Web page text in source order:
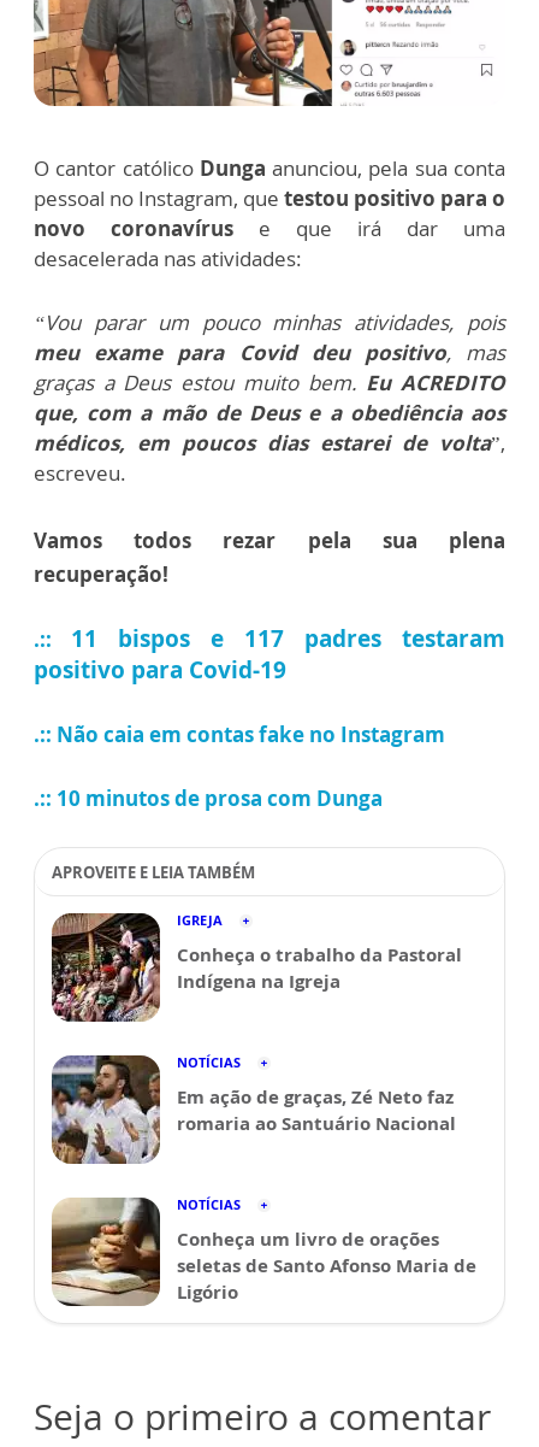
O cantor católico Dungaanunciou, pela sua conta
pessoal no Instagram, que testou positivo para o
novo coronavírus e que irá dar uma
desacelerada nas atividades:
“Vou parar um pouco minhas atividades, pois
meu exame para Covid deu positivo, mas
graças a Deus estou muito bem. Eu ACREDITO
que, com a mão de Deus e a obediência aos
médicos, em poucos dias estarei de volta”,
escreveu.
Vamos todos rezar pela sua plena
recuperação!
.:: 11 bispos e 117 padres testaram
positivo para Covid-19
.:: Não caia em contas fake no Instagram
.:: 10 minutos de prosa com Dunga
APROVEITE E LEIA TAMBÉM
IGREJA
Conheça o trabalho da Pastoral
Indígena na Igreja
NOTÍCIAS
Em ação de graças, Zé Neto faz
romaria ao Santuário Nacional
NOTÍCIAS
Conheça um livro de orações
seletas de Santo Afonso Maria de
Ligório
Seja o primeiro a comentar